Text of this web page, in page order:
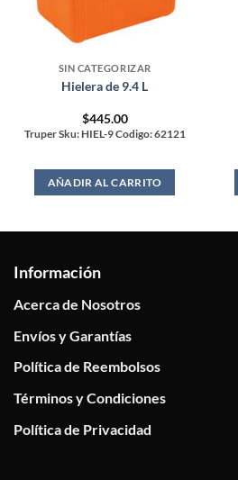
SIN CATEGORIZAR
Hielera de 9.4 L
$445.00
Truper Sku: HIEL-9 Codigo: 62121
AÑADIR AL CARRITO
Información
Acerca de Nosotros
Envíos y Garantías
Política de Reembolsos
Términos y Condiciones
Política de Privacidad